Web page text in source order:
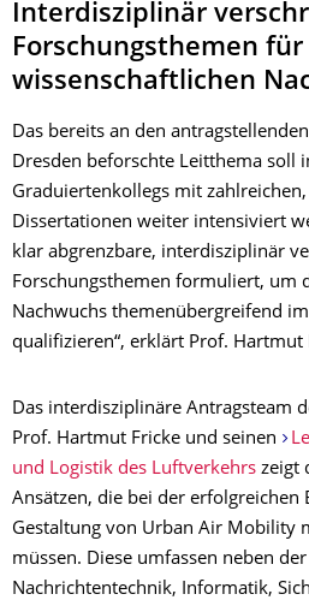
Interdisziplinär
Forschungsthemen für
wissenschaftlichen
Das bereits an den
Dresden beforschte Leitthema soll
Graduiertenkollegs mit
Dissertationen weiter intensiviert
klar abgrenzbare, interdisziplinär
Forschungsthemen formuliert, um
Nachwuchs themenübergreifend
qualifizieren“, erklärt Prof. Hartmut
Das interdisziplinäre Antragsteam
Prof. Hartmut Fricke und seinen
und Logistik des Luftverkehrs zeigt
Ansätzen, die bei der erfolgreichen
Gestaltung von Urban Air Mobility
müssen. Diese umfassen neben
Nachrichtentechnik, Informatik,